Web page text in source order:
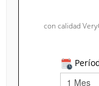
con calidad